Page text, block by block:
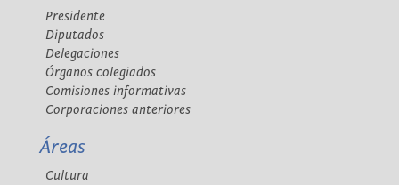
Presidente
Diputados
Delegaciones
Órganos colegiados
Comisiones informativas
Corporaciones anteriores
Áreas
Cultura